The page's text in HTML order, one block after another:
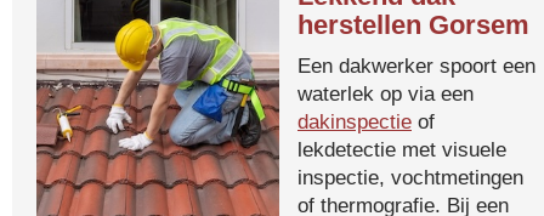
herstellen Gorsem
Een dakwerker spoort een
waterlek op via een
dakinspectie of
lekdetectie met visuele
inspectie, vochtmetingen
of thermografie. Bij een